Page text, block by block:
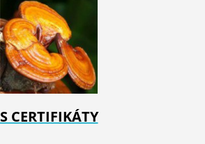
S CERTIFIKÁTY